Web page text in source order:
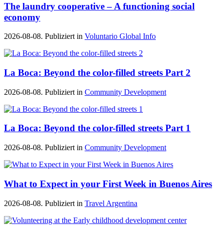
The laundry cooperative – A functioning social
economy
2026-08-08. Publiziert in Voluntario Global Info
La Boca: Beyond the color-filled streets Part 2
2026-08-08. Publiziert in Community Development
La Boca: Beyond the color-filled streets Part 1
2026-08-08. Publiziert in Community Development
What to Expect in your First Week in Buenos Aires
2026-08-08. Publiziert in Travel Argentina